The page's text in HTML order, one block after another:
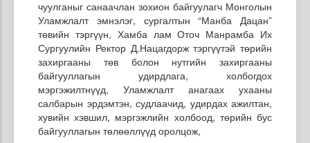
чуулганыг санаачлан зохион байгуулагч Монголын
Уламжлалт эмнэлэг, сургалтын “Манба Дацан”
төвийн тэргүүн, Хамба лам Оточ Манрамба Их
Сургуулийн Ректор Д.Нацагдорж тэргүүтэй төрийн
захиргааны төв болон нутгийн захиргааны
байгууллагын удирдлага, холбогдох
мэргэжилтнүүд, Уламжлалт анагаах ухааны
салбарын эрдэмтэн, судлаачид, удирдах ажилтан,
хувийн хэвшил, мэргэжлийн холбоод, төрийн бус
байгууллагын төлөөллүүд оролцож,